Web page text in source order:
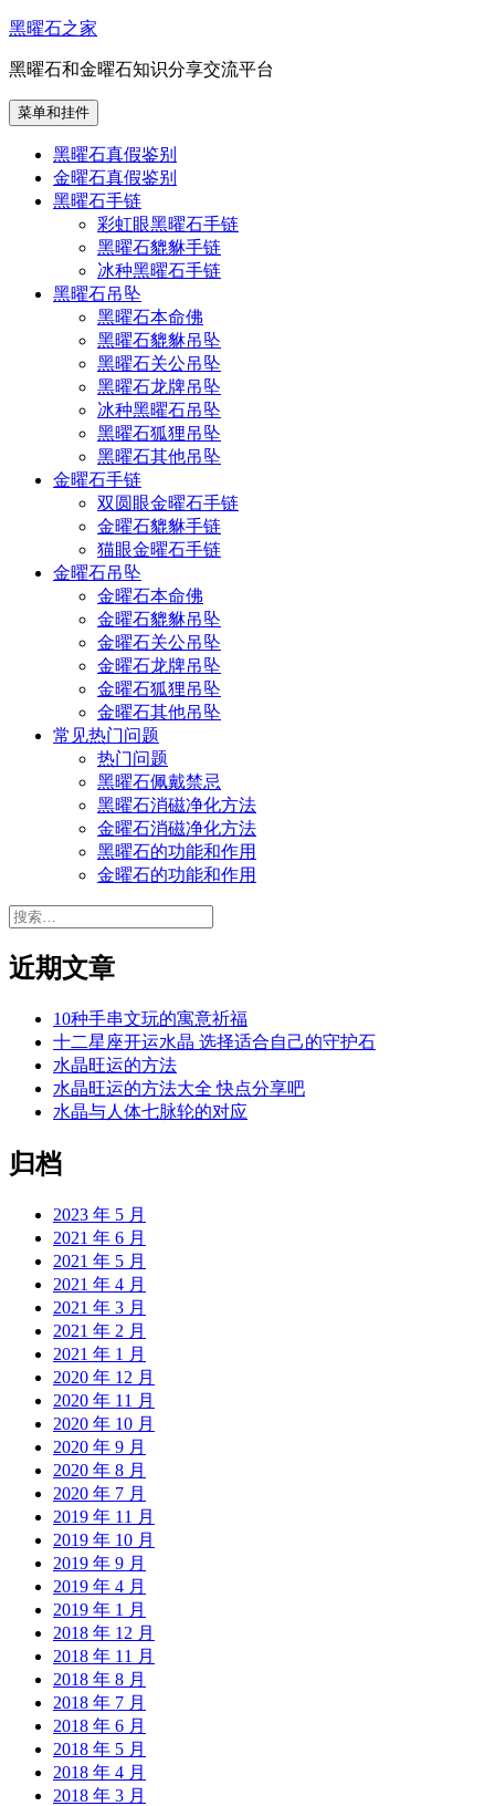
跳
内
容
黑曜石之家
黑曜石和金曜石知识分享交流平台
菜单和挂件
黑曜石真假鉴别
金曜石真假鉴别
黑曜石手链
彩虹眼黑曜石手链
黑曜石貔貅手链
冰种黑曜石手链
黑曜石吊坠
黑曜石本命佛
黑曜石貔貅吊坠
黑曜石关公吊坠
黑曜石龙牌吊坠
冰种黑曜石吊坠
黑曜石狐狸吊坠
黑曜石其他吊坠
金曜石手链
双圆眼金曜石手链
金曜石貔貅手链
猫眼金曜石手链
金曜石吊坠
金曜石本命佛
金曜石貔貅吊坠
金曜石关公吊坠
金曜石龙牌吊坠
金曜石狐狸吊坠
金曜石其他吊坠
常见热门问题
热门问题
黑曜石佩戴禁忌
黑曜石消磁净化方法
金曜石消磁净化方法
黑曜石的功能和作用
金曜石的功能和作用
搜
近期文章
10种手串文玩的寓意祈福
十二星座开运水晶 选择适合自己的守护石
水晶旺运的方法
水晶旺运的方法大全 快点分享吧
水晶与人体七脉轮的对应
归档
2023 年 5 月
2021 年 6 月
2021 年 5 月
2021 年 4 月
2021 年 3 月
2021 年 2 月
2021 年 1 月
2020 年 12 月
2020 年 11 月
2020 年 10 月
2020 年 9 月
2020 年 8 月
2020 年 7 月
2019 年 11 月
2019 年 10 月
2019 年 9 月
2019 年 4 月
2019 年 1 月
2018 年 12 月
2018 年 11 月
2018 年 8 月
2018 年 7 月
2018 年 6 月
2018 年 5 月
2018 年 4 月
2018 年 3 月